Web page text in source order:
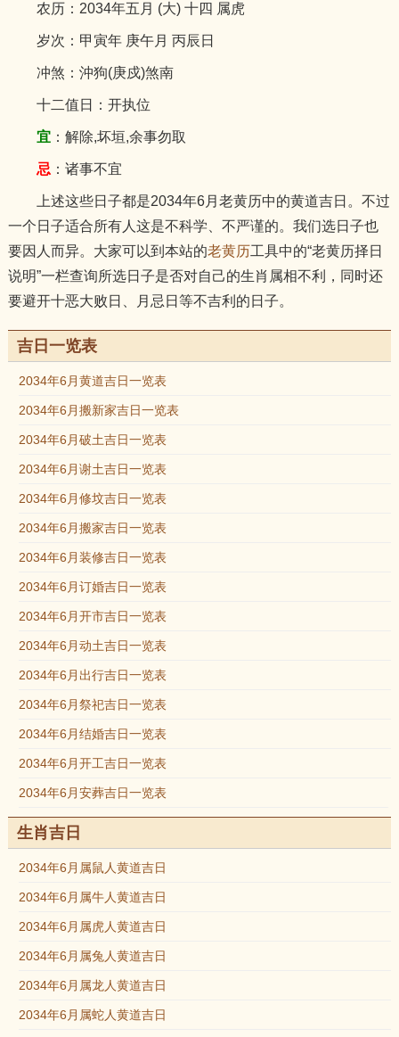
农历：2034年五月 (大) 十四 属虎
岁次：甲寅年 庚午月 丙辰日
冲煞：沖狗(庚戍)煞南
十二值日：开执位
宜：解除,坏垣,余事勿取
忌 ：诸事不宜
上述这些日子都是2034年6月老黄历中的黄道吉日。不过
一个日子适合所有人这是不科学、不严谨的。我们选日子也
要因人而异。大家可以到本站的老黄历工具中的“老黄历择日
说明”一栏查询所选日子是否对自己的生肖属相不利，同时还
要避开十恶大败日、月忌日等不吉利的日子。
吉日一览表
2034年6月黄道吉日一览表
2034年6月搬新家吉日一览表
2034年6月破土吉日一览表
2034年6月谢土吉日一览表
2034年6月修坟吉日一览表
2034年6月搬家吉日一览表
2034年6月装修吉日一览表
2034年6月订婚吉日一览表
2034年6月开市吉日一览表
2034年6月动土吉日一览表
2034年6月出行吉日一览表
2034年6月祭祀吉日一览表
2034年6月结婚吉日一览表
2034年6月开工吉日一览表
2034年6月安葬吉日一览表
生肖吉日
2034年6月属鼠人黄道吉日
2034年6月属牛人黄道吉日
2034年6月属虎人黄道吉日
2034年6月属兔人黄道吉日
2034年6月属龙人黄道吉日
2034年6月属蛇人黄道吉日